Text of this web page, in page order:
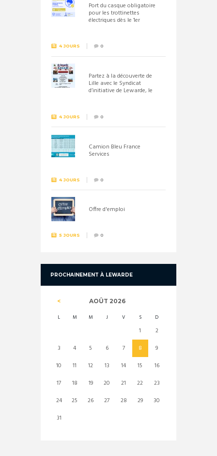
Port du casque obligatoire
pour les trottinettes
électriques dès le 1er
4 JOURS 0
Partez à la découverte de
Lille avec le Syndicat
d’initiative de Lewarde, le
4 JOURS 0
Camion Bleu France
Services
4 JOURS 0
Offre d'emploi
5 JOURS 0
PROCHAINEMENT À LEWARDE
AOÛT 2026
L M M J V S D
1
2
3
4 5 6 7 8
9
10
11 12 13 14 15
16
17
18 19 20 21 22
23
24
25 26 27 28 29
30
31